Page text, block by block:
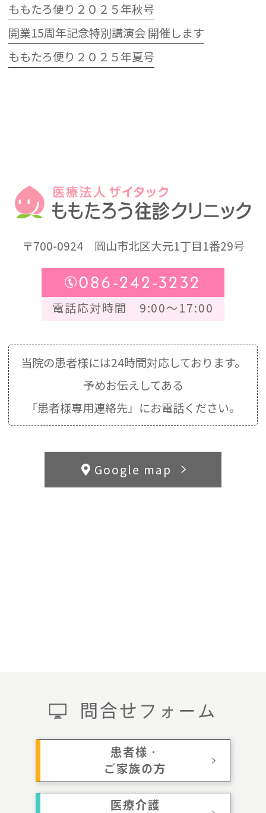
ももたろ便り２０２５年秋号
開業15周年記念特別講演会 開催します
ももたろ便り２０２５年夏号
〒700-0924岡山市北区大元1丁目1番29号
086-242-3232
電話応対時間 9:00～17:00
当院の患者様には24時間対応しております。
予めお伝えしてある
「患者様専用連絡先」にお電話ください。
問合せフォーム
患者様・
ご家族の方
医療介護
Google map